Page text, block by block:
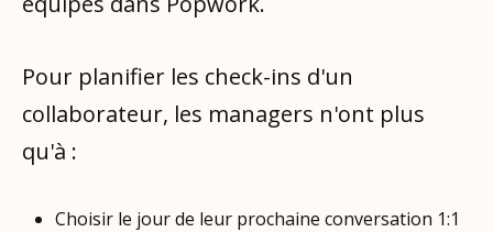
Pour planifier les check-ins d'un
collaborateur, les managers n'ont plus
qu'à :
Choisir le jour de leur prochaine conversation 1:1